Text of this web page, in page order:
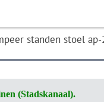
standen stoel
(Stadskanaal).